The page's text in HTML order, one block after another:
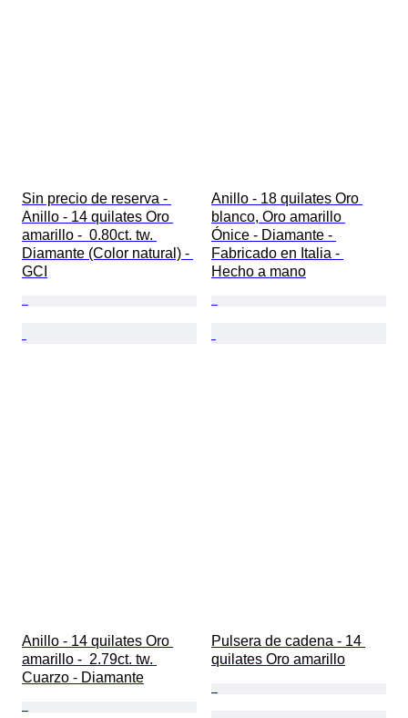
Sin precio de reserva -
Anillo - 14 quilates Oro
amarillo -  0.80ct. tw.
Diamante (Color natural) -
GCI
Anillo - 18 quilates Oro
blanco, Oro amarillo
Ónice - Diamante -
Fabricado en Italia -
Hecho a mano
Anillo - 14 quilates Oro
amarillo -  2.79ct. tw.
Cuarzo - Diamante
Pulsera de cadena - 14
quilates Oro amarillo